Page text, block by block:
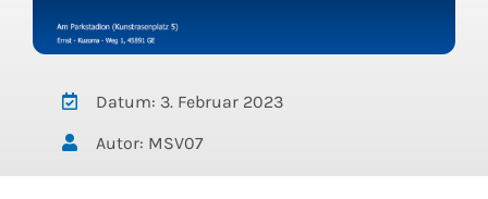
Datum: 3. Februar 2023
Autor: MSV07